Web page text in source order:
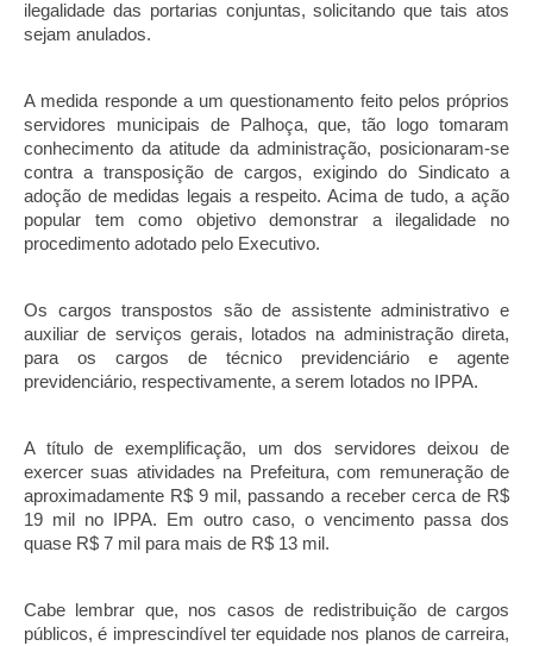
ilegalidade das portarias conjuntas, solicitando que tais atos
sejam anulados.
A medida responde a um questionamento feito pelos próprios
servidores municipais de Palhoça, que, tão logo tomaram
conhecimento da atitude da administração, posicionaram-se
contra a transposição de cargos, exigindo do Sindicato a
adoção de medidas legais a respeito. Acima de tudo, a ação
popular tem como objetivo demonstrar a ilegalidade no
procedimento adotado pelo Executivo.
Os cargos transpostos são de assistente administrativo e
auxiliar de serviços gerais, lotados na administração direta,
para os cargos de técnico previdenciário e agente
previdenciário, respectivamente, a serem lotados no IPPA.
A título de exemplificação, um dos servidores deixou de
exercer suas atividades na Prefeitura, com remuneração de
aproximadamente R$ 9 mil, passando a receber cerca de R$
19 mil no IPPA. Em outro caso, o vencimento passa dos
quase R$ 7 mil para mais de R$ 13 mil.
Cabe lembrar que, nos casos de redistribuição de cargos
públicos, é imprescindível ter equidade nos planos de carreira,